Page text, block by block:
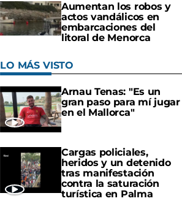
Aumentan los robos y
actos vandálicos en
embarcaciones del
litoral de Menorca
LO MÁS VISTO
Arnau Tenas: "Es un
gran paso para mí jugar
en el Mallorca"
Cargas policiales,
heridos y un detenido
tras manifestación
contra la saturación
turística en Palma